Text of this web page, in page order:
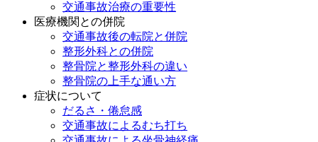
交通事故治療の重要性
医療機関との併院
交通事故後の転院と併院
整形外科との併院
整骨院と整形外科の違い
整骨院の上手な通い方
症状について
だるさ・倦怠感
交通事故によるむち打ち